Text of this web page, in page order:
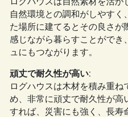
自然環境との調和がしやすく
た場所に建てるとその良さが
感じながら暮らすことができ
ュにもつながります。
頑丈で耐久性が高い:
ログハウスは木材を積み重ね
め、非常に頑丈で耐久性が高
すれば、災害にも強く、長寿